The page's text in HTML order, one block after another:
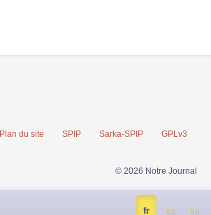
Plan du site SPIP Sarka-SPIP GPLv3
© 2026 Notre Journal
fr es en